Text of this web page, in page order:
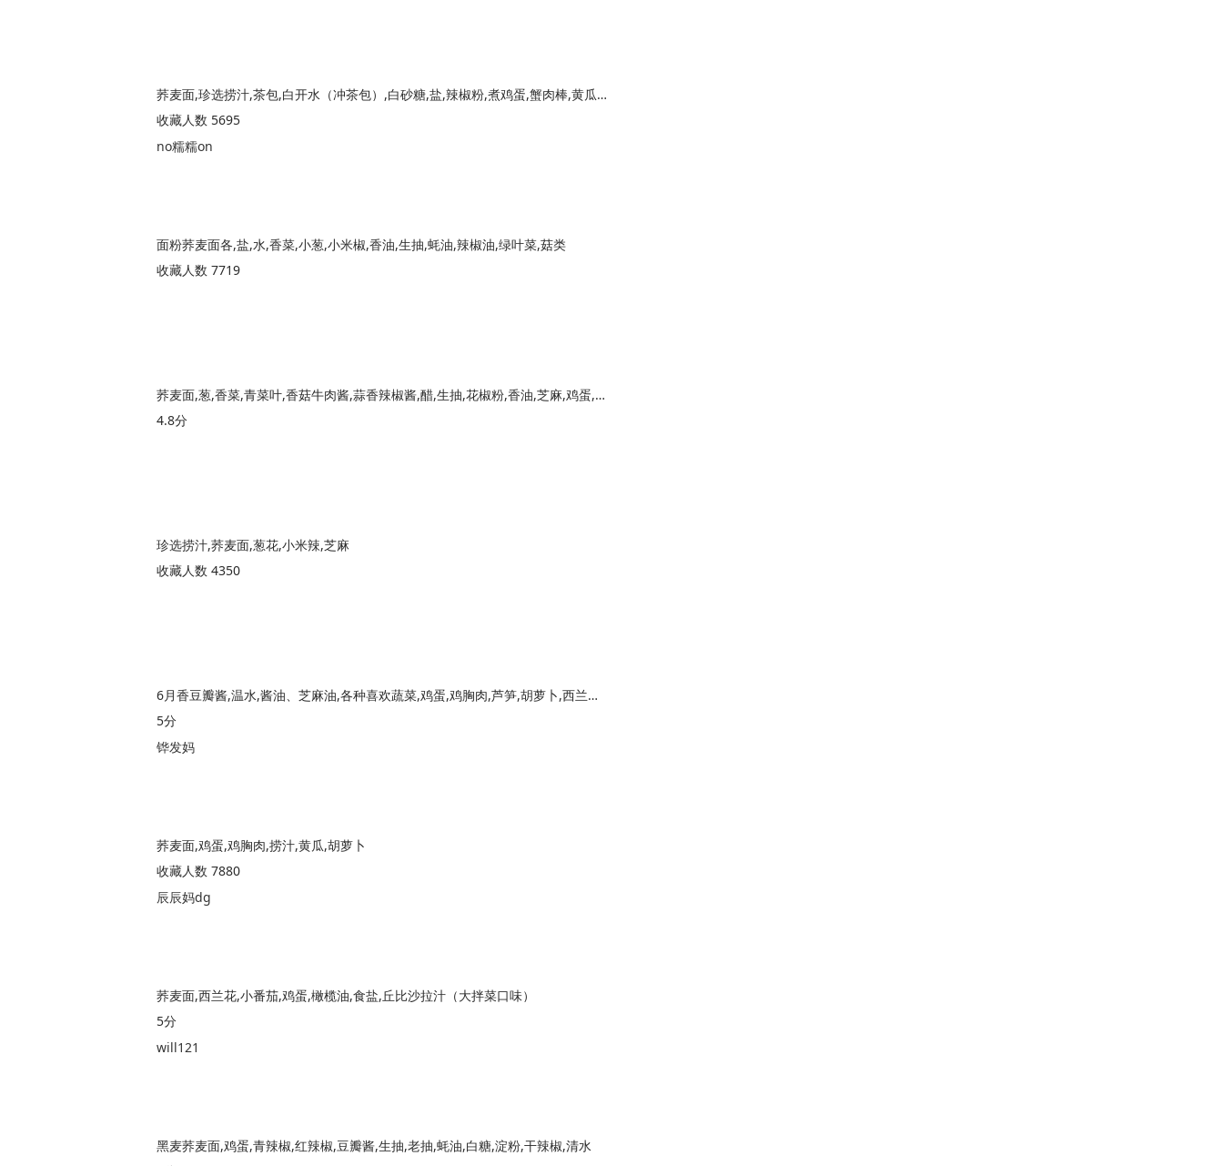
荞麦面,珍选捞汁,茶包,白开水（冲茶包）,白砂糖,盐,辣椒粉,煮鸡蛋,蟹肉棒,黄瓜,海苔碎,白芝麻
收藏人数 5695
no糯糯on
面粉荞麦面各,盐,水,香菜,小葱,小米椒,香油,生抽,蚝油,辣椒油,绿叶菜,菇类
收藏人数 7719
荞麦面,葱,香菜,青菜叶,香菇牛肉酱,蒜香辣椒酱,醋,生抽,花椒粉,香油,芝麻,鸡蛋,白糖
4.8分
珍选捞汁,荞麦面,葱花,小米辣,芝麻
收藏人数 4350
6月香豆瓣酱,温水,酱油、芝麻油,各种喜欢蔬菜,鸡蛋,鸡胸肉,芦笋,胡萝卜,西兰花,空心菜,荞麦面,黑胡椒粉
5分
铧发妈
荞麦面,鸡蛋,鸡胸肉,捞汁,黄瓜,胡萝卜
收藏人数 7880
辰辰妈dg
荞麦面,西兰花,小番茄,鸡蛋,橄榄油,食盐,丘比沙拉汁（大拌菜口味）
5分
will121
黑麦荞麦面,鸡蛋,青辣椒,红辣椒,豆瓣酱,生抽,老抽,蚝油,白糖,淀粉,干辣椒,清水